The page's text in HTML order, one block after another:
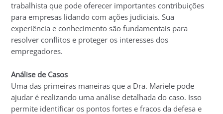
trabalhista que pode oferecer importantes contribuições
para empresas lidando com ações judiciais. Sua
experiência e conhecimento são fundamentais para
resolver conflitos e proteger os interesses dos
empregadores.
Análise de Casos
Uma das primeiras maneiras que a Dra. Mariele pode
ajudar é realizando uma análise detalhada do caso. Isso
permite identificar os pontos fortes e fracos da defesa e